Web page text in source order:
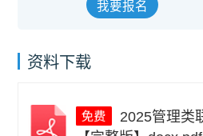
我要报名
资料下载